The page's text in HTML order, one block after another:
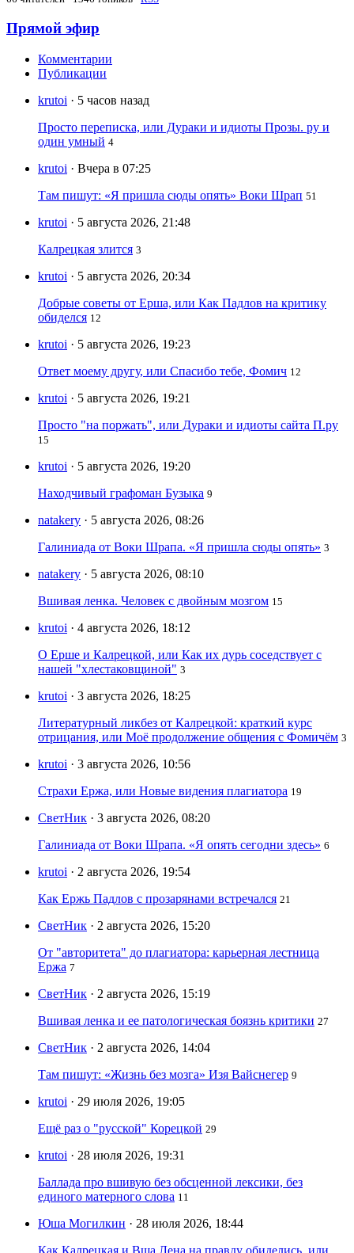
Прямой эфир
Комментарии
Публикации
krutoi · 5 часов назад
Просто переписка, или Дураки и идиоты Прозы. ру и
один умный 4
krutoi · Вчера в 07:25
Там пишут: «Я пришла сюды опять» Воки Шрап 51
krutoi · 5 августа 2026, 21:48
Калрецкая злится 3
krutoi · 5 августа 2026, 20:34
Добрые советы от Ерша, или Как Падлов на критику
обиделся 12
krutoi · 5 августа 2026, 19:23
Ответ моему другу, или Спасибо тебе, Фомич 12
krutoi · 5 августа 2026, 19:21
Просто "на поржать", или Дураки и идиоты сайта П.ру
15
krutoi · 5 августа 2026, 19:20
Находчивый графоман Бузыка 9
natakery · 5 августа 2026, 08:26
Галиниада от Воки Шрапа. «Я пришла сюды опять» 3
natakery · 5 августа 2026, 08:10
Вшивая ленка. Человек с двойным мозгом 15
krutoi · 4 августа 2026, 18:12
О Ерше и Калрецкой, или Как их дурь соседствует с
нашей "хлестаковщиной" 3
krutoi · 3 августа 2026, 18:25
Литературный ликбез от Калрецкой: краткий курс
отрицания, или Моё продолжение общения с Фомичём 3
krutoi · 3 августа 2026, 10:56
Страхи Ержа, или Новые видения плагиатора 19
СветНик · 3 августа 2026, 08:20
Галиниада от Воки Шрапа. «Я опять сегодни здесь» 6
krutoi · 2 августа 2026, 19:54
Как Ержь Падлов с прозарянами встречался 21
СветНик · 2 августа 2026, 15:20
От "авторитета" до плагиатора: карьерная лестница
Ержа 7
СветНик · 2 августа 2026, 15:19
Вшивая ленка и ее патологическая боязнь критики 27
СветНик · 2 августа 2026, 14:04
Там пишут: «Жизнь без мозга» Изя Вайснегер 9
krutoi · 29 июля 2026, 19:05
Ещё раз о "русской" Корецкой 29
krutoi · 28 июля 2026, 19:31
Баллада про вшивую без обсценной лексики, без
единого матерного слова 11
Юша Могилкин · 28 июля 2026, 18:44
Как Калрецкая и Вша Лена на правду обиделись, или